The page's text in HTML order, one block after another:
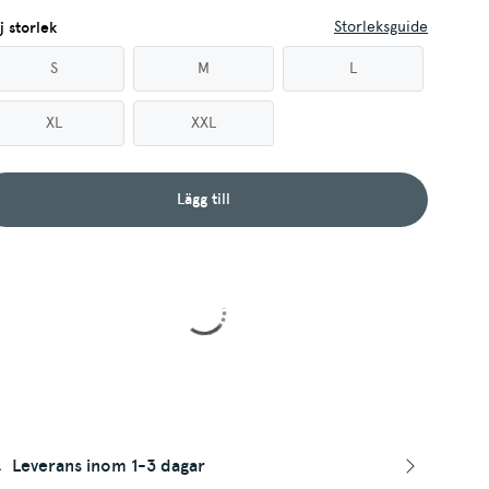
storlek Storleksguide
S M L
XL XXL
Lägg till
Leverans inom 1-3 dagar